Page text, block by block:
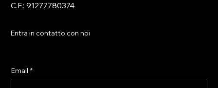
C.F.: 91277780374
Entra in contatto con noi
Email *